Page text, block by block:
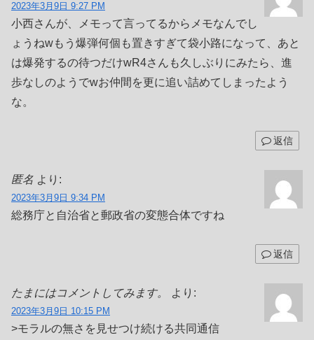
2023年3月9日 9:27 PM
小西さんが、メモって言ってるからメモなんでし
ょうねwもう爆弾何個も置きすぎて袋小路になって、あと
は爆発するの待つだけwR4さんも久しぶりにみたら、進
歩なしのようでwお仲間を更に追い詰めてしまったよう
な。
返信
匿名 より:
2023年3月9日 9:34 PM
総務庁と自治省と郵政省の変態合体ですね
返信
たまにはコメントしてみます。 より:
2023年3月9日 10:15 PM
>モラルの無さを見せつけ続ける共同通信